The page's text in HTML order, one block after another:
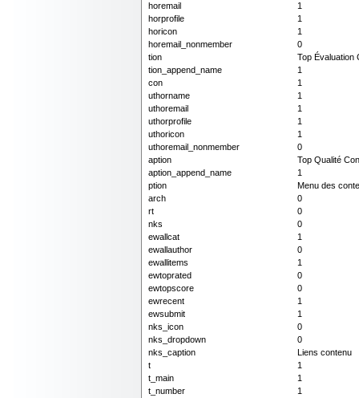
horemail
1
horprofile
1
horicon
1
horemail_nonmember
0
tion
Top Évaluation
tion_append_name
1
con
1
uthorname
1
uthoremail
1
uthorprofile
1
uthoricon
1
uthoremail_nonmember
0
aption
Top Qualité
aption_append_name
1
ption
Menu des
arch
0
rt
0
nks
0
ewallcat
1
ewallauthor
0
ewallitems
1
ewtoprated
0
ewtopscore
0
ewrecent
1
ewsubmit
1
nks_icon
0
nks_dropdown
0
nks_caption
Liens contenu
t
1
t_main
1
t_number
1